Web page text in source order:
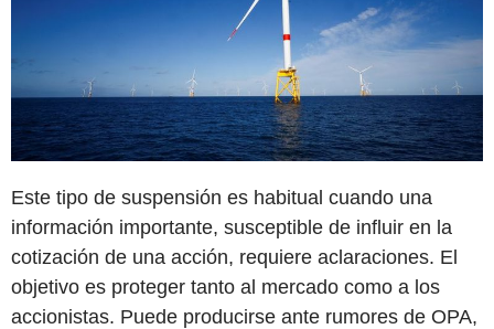
Este tipo de suspensión es habitual cuando una
información importante, susceptible de influir en la
cotización de una acción, requiere aclaraciones. El
objetivo es proteger tanto al mercado como a los
accionistas. Puede producirse ante rumores de OPA,